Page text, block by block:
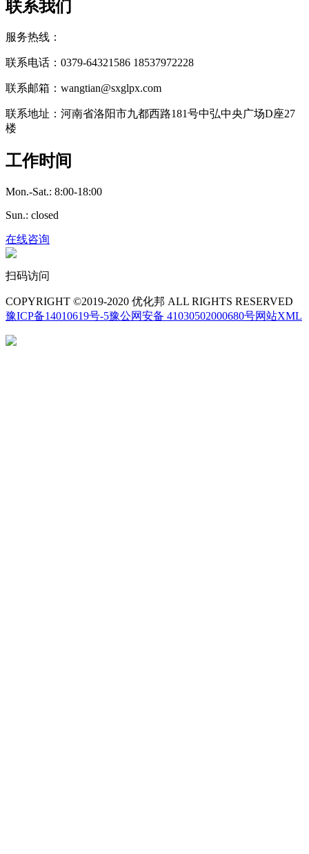
联系我们
服务热线：
联系电话：0379-64321586 18537972228
联系邮箱：wangtian@sxglpx.com
联系地址：河南省洛阳市九都西路181号中弘中央广场D座27
楼
工作时间
Mon.-Sat.: 8:00-18:00
Sun.: closed
在线咨询
扫码访问
COPYRIGHT ©2019-2020 优化邦 ALL RIGHTS RESERVED
豫ICP备14010619号-5豫公网安备 41030502000680号网站XML